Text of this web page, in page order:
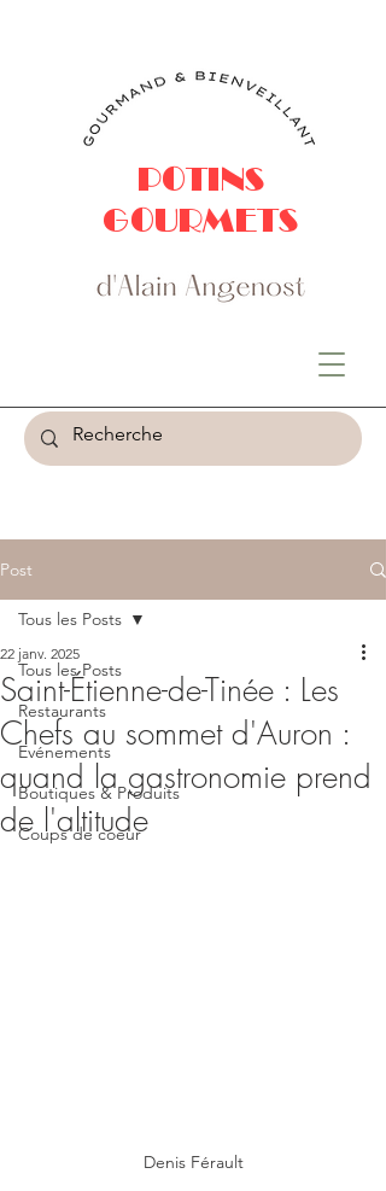
POTINS
GOURMETS
Post
Tous les Posts
Restaurants
Evénements
Boutiques & Produits
Coups de coeur
Tous les Posts
Saint-Étienne-de-Tinée : Les
Chefs au sommet d'Auron :
quand la gastronomie prend
de l'altitude
22 janv. 2025
Denis Férault